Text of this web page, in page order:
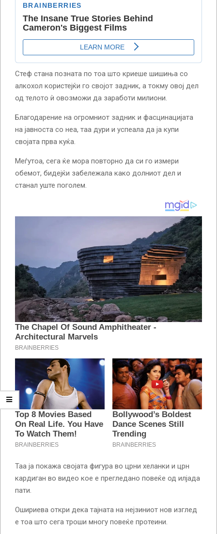
Стеф стана позната по тоа што криеше шишиња со
алкохол користејќи го својот задник, а токму овој дел
од телото ѝ овозможи да заработи милиони.
Благодарение на огромниот задник и фасцинацијата
на јавноста со неа, таа дури и успеала да ја купи
својата прва куќа.
Меѓутоа, сега ќе мора повторно да си го измери
обемот, бидејќи забележала како долниот дел и
станал уште поголем.
Таа ја покажа својата фигура во црни хеланки и црн
кардиган во видео кое е прегледано повеќе од илјада
пати.
Ошириева откри дека тајната на нејзиниот нов изглед
е тоа што сега троши многу повеќе протеини.